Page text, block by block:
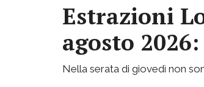
Estrazioni
agosto
Nella serata di giovedì non